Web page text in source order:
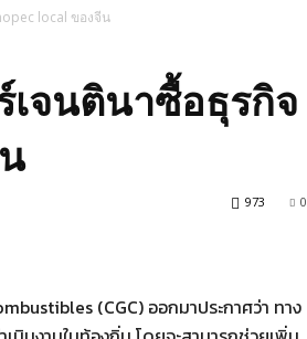
local ของจีน
เจนตินาซื้อธุรกิจ
0
973
(CGC) ออกมาประกาศว่า ทาง